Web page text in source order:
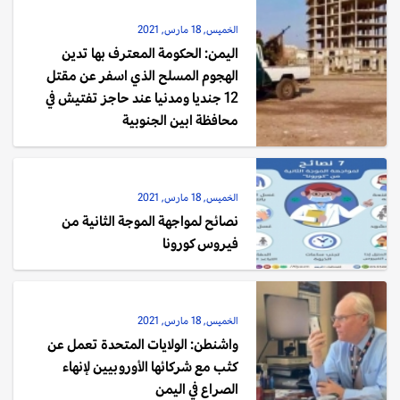
الخميس, 18 مارس, 2021
اليمن: الحكومة المعترف بها تدين
الهجوم المسلح الذي اسفر عن مقتل
12 جنديا ومدنيا عند حاجز تفتيش في
محافظة ابين الجنوبية
الخميس, 18 مارس, 2021
نصائح لمواجهة الموجة الثانية من
فيروس كورونا
الخميس, 18 مارس, 2021
واشنطن: الولايات المتحدة تعمل عن
كثب مع شركائها الأوروبيين لإنهاء
الصراع في اليمن